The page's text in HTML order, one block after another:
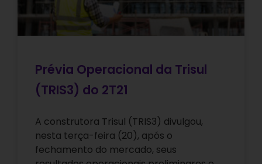
Prévia Operacional da Trisul
(TRIS3) do 2T21
A construtora Trisul (TRIS3) divulgou,
nesta terça-feira (20), após o
fechamento do mercado, seus